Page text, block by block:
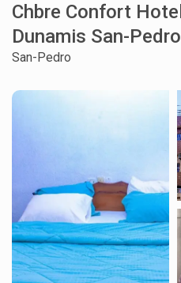
Chbre Confort Hotel
Dunamis San-Pedro
San-Pedro